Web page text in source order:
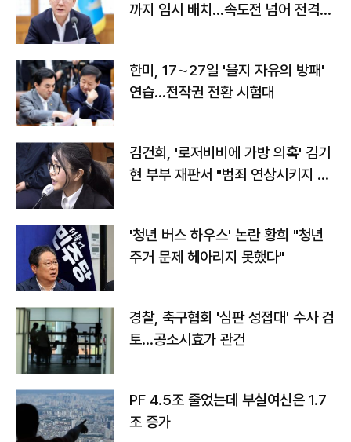
까지 임시 배치…속도전 넘어 전격
한미, 17∼27일 '을지 자유의 방패'
연습…전작권 전환 시험대
김건희, '로저비비에 가방 의혹' 김기
현 부부 재판서 "범죄 연상시키지 말
'청년 버스 하우스' 논란 황희 "청년
주거 문제 헤아리지 못했다"
경찰, 축구협회 '심판 성접대' 수사 검
토…공소시효가 관건
PF 4.5조 줄었는데 부실여신은 1.7
조 증가